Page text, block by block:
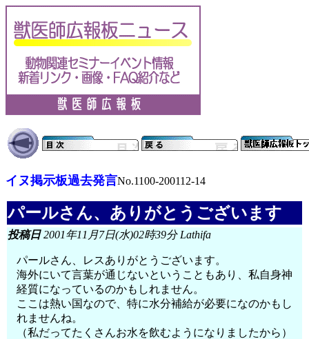
イヌ掲示板過去発言No.1100-200112-14
パールさん、ありがとうございます
投稿日2001年11月7日(水)02時39分 Lathifa
パールさん、レスありがとうございます。
海外にいて言葉が通じないということもあり、私自身神
経質になっているのかもしれません。
ここは熱い国なので、特に水分補給が必要になのかもし
れませんね。
（私だってたくさんお水を飲むようになりましたから）